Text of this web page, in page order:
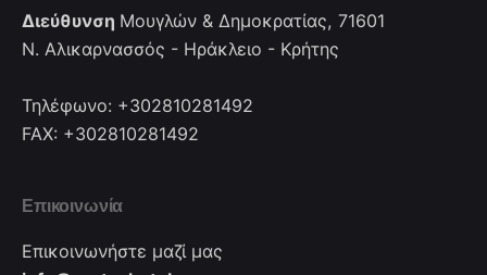
Διεύθυνση Μουγλών & Δημοκρατίας, 71601
Ν. Αλικαρνασσός - Ηράκλειο - Κρήτης
Τηλέφωνο: +302810281492
FAX: +302810281492
Επικοινωνία
Επικοινωνήστε μαζί μας